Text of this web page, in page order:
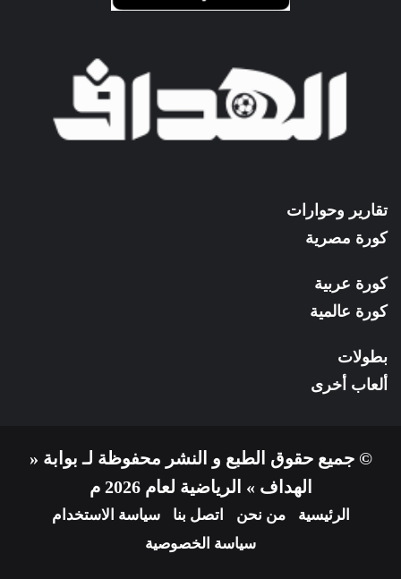
تقارير وحوارات
كورة مصرية
كورة عربية
كورة عالمية
بطولات
ألعاب أخرى
© جميع حقوق الطبع و النشر محفوظة لـ بوابة «
الهداف » الرياضية لعام 2026 م
الرئيسية من نحن اتصل بنا
سياسة الاستخدام
سياسة الخصوصية